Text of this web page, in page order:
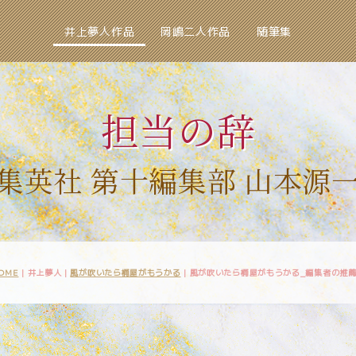
井上夢人作品 岡嶋二人作品 随筆集
担当の辞
英社 第十編集部 山本源
| 井上夢人 |風が吹いたら桶屋がもうかる| 風が吹いたら桶屋がもうかる_編集者の推